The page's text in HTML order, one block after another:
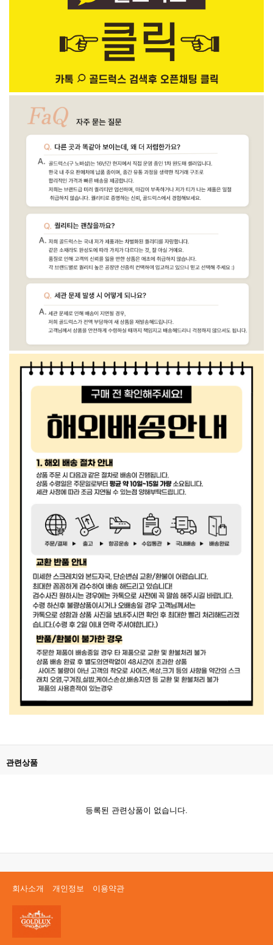
관련상품
등록된 관련상품이 없습니다.
회사소개 개인정보 이용약관